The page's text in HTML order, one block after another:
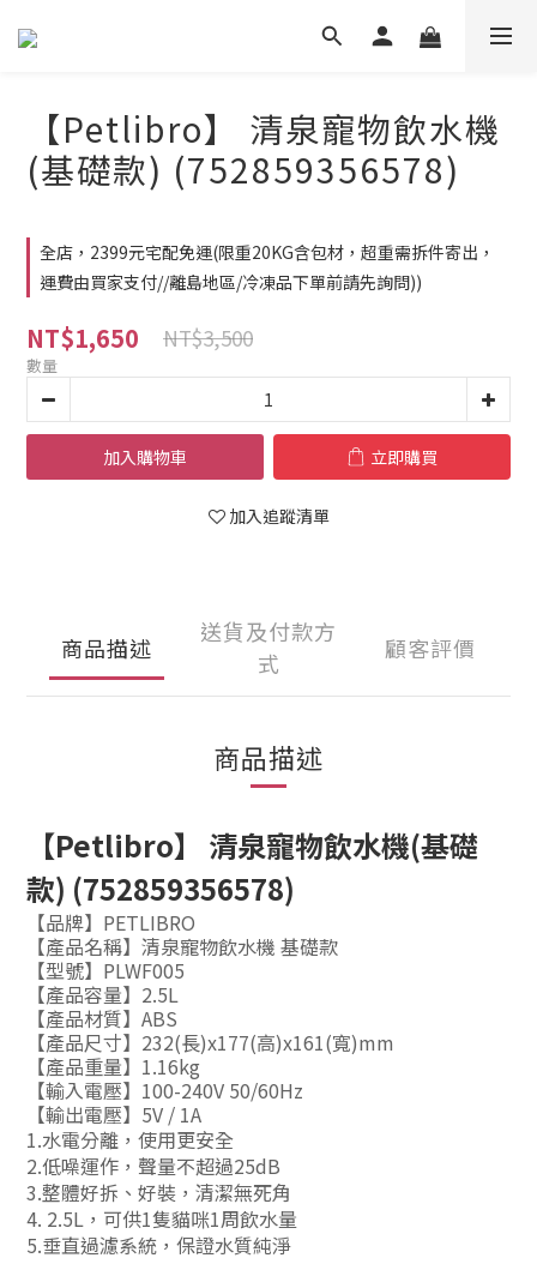
【Petlibro】 清泉寵物飲水機
(基礎款) (752859356578)
全店，2399元宅配免運(限重20KG含包材，超重需拆件寄出，
運費由買家支付//離島地區/冷凍品下單前請先詢問))
NT$1,650 NT$3,500
數量
加入購物車 立即購買
加入追蹤清單
商品描述
送貨及付款方
式
顧客評價
商品描述
【Petlibro】 清泉寵物飲水機(基礎
款) (752859356578)
【品牌】PETLIBRO
【產品名稱】清泉寵物飲水機 基礎款
【型號】PLWF005
【產品容量】2.5L
【產品材質】ABS
【產品尺寸】232(長)x177(高)x161(寬)mm
【產品重量】1.16kg
【輸入電壓】100-240V 50/60Hz
【輸出電壓】5V / 1A
1.水電分離，使用更安全
2.低噪運作，聲量不超過25dB
3.整體好拆、好裝，清潔無死角
4. 2.5L，可供1隻貓咪1周飲水量
5.垂直過濾系統，保證水質純淨